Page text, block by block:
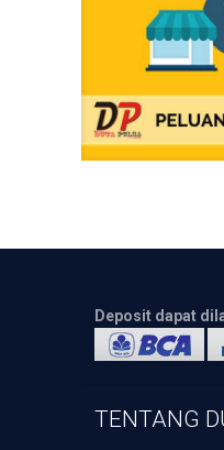
Deposit dapat
TENTANG